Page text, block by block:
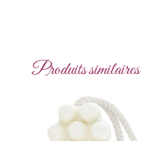
Produits similaires